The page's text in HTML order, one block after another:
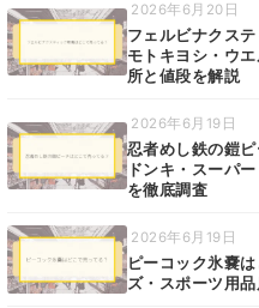
2026年6月20日
フェルビナクス
モトキヨシ・ウ
所と値段を解説
2026年6月19日
忍者めし鉄の鎧
ドンキ・スーパ
を徹底調査
2026年6月19日
ピーコック氷嚢
ズ・スポーツ用